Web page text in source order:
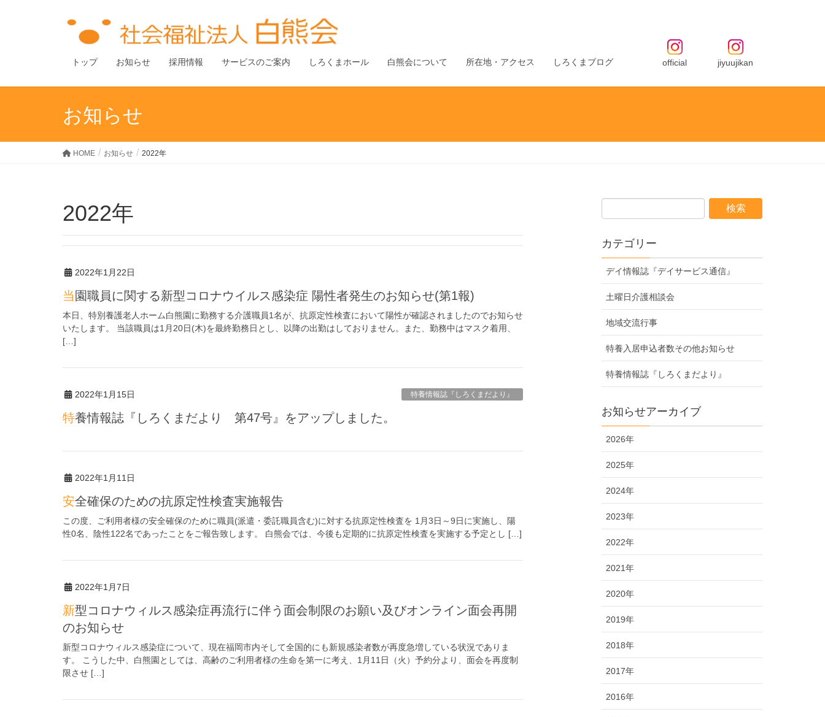
トップ お知らせ 採用情報 サービスのご案内 しろくまホール 白熊会について 所在地・アクセス しろくまブログ official jiyuujikan
お知らせ
HOME お知らせ 2022年
2022年
2022年1月22日
当園職員に関する新型コロナウイルス感染症 陽性者発生のお知らせ(第1報)
本日、特別養護老人ホーム白熊園に勤務する介護職員1名が、抗原定性検査において陽性が確認されましたのでお知らせ
いたします。 当該職員は1月20日(木)を最終勤務日とし、以降の出勤はしておりません。また、勤務中はマスク着用、
[…]
2022年1月15日 特養情報誌『しろくまだより』
特養情報誌『しろくまだより 第47号』をアップしました。
2022年1月11日
安全確保のための抗原定性検査実施報告
この度、ご利用者様の安全確保のために職員(派遣・委託職員含む)に対する抗原定性検査を 1月3日～9日に実施し、陽
性0名、陰性122名であったことをご報告致します。 白熊会では、今後も定期的に抗原定性検査を実施する予定とし […]
2022年1月7日
新型コロナウィルス感染症再流行に伴う面会制限のお願い及びオンライン面会再開
のお知らせ
新型コロナウィルス感染症について、現在福岡市内そして全国的にも新規感染者数が再度急増している状況でありま
す。 こうした中、白熊園としては、高齢のご利用者様の生命を第一に考え、1月11日（火）予約分より、面会を再度制
限させ […]
カテゴリー
デイ情報誌『デイサービス通信』
土曜日介護相談会
地域交流行事
特養入居申込者数その他お知らせ
特養情報誌『しろくまだより』
お知らせアーカイブ
2026年
2025年
2024年
2023年
2022年
2021年
2020年
2019年
2018年
2017年
2016年